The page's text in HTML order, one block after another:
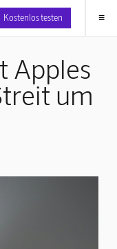
Kostenlos testen ≡
Apples
um